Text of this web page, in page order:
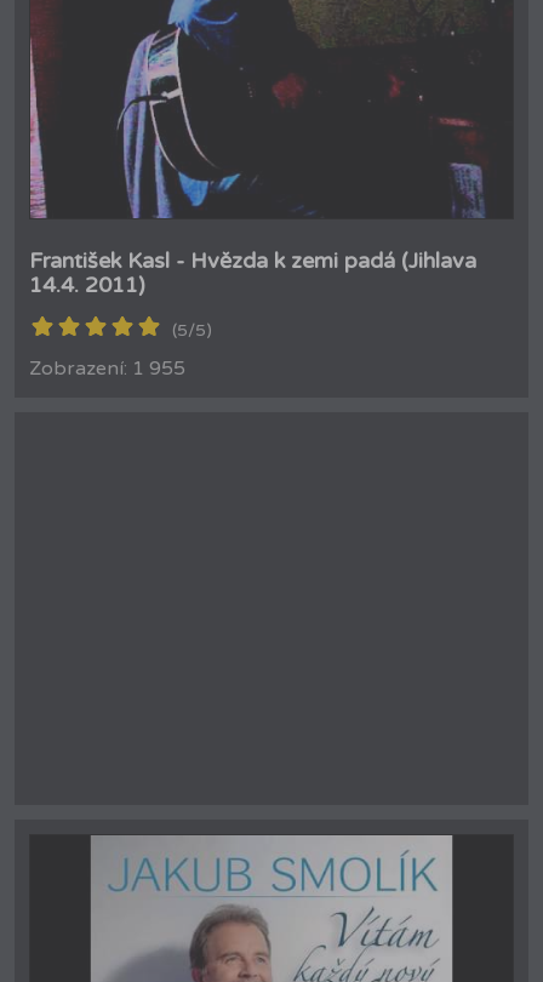
František Kasl - Hvězda k zemi padá (Jihlava
14.4. 2011)
(5/5)
Zobrazení: 1 955